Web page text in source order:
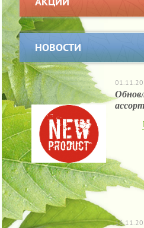
НОВОСТИ